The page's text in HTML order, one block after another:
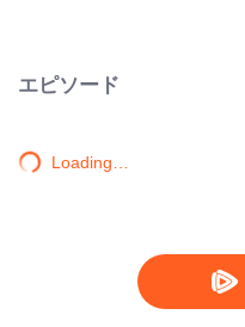
エピソード
Loading…